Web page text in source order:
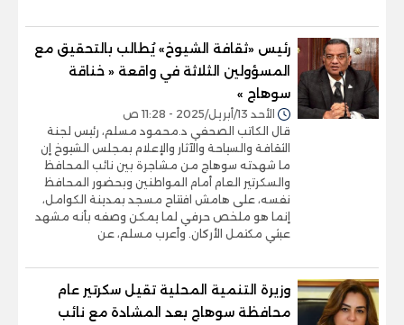
رئيس «ثقافة الشيوخ» يُطالب بالتحقيق مع
المسؤولين الثلاثة في واقعة « خناقة
سوهاج »
الأحد 13/أبريل/2025 - 11:28 ص
قال الكاتب الصحفي د.محمود مسلم، رئيس لجنة
الثقافة والسياحة والآثار والإعلام بمجلس الشيوخ إن
ما شهدته سوهاج من مشاجرة بين نائب المحافظ
والسكرتير العام أمام المواطنين وبحضور المحافظ
نفسه، على هامش افتتاح مسجد بمدينة الكوامل،
إنما هو ملخص حرفي لما يمكن وصفه بأنه مشهد
عبثي مكتمل الأركان. وأعرب مسلم، عن
وزيرة التنمية المحلية تقيل سكرتير عام
محافظة سوهاج بعد المشادة مع نائب